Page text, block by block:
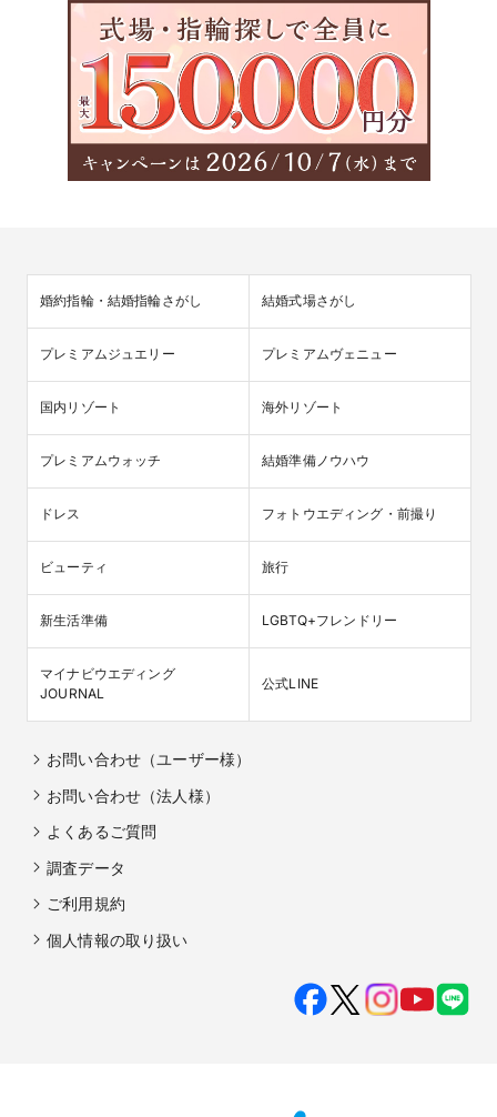
婚約指輪・結婚指輪さがし 結婚式場さがし
プレミアムジュエリー プレミアムヴェニュー
国内リゾート 海外リゾート
プレミアムウォッチ 結婚準備ノウハウ
ドレス フォトウエディング・前撮り
ビューティ 旅行
新生活準備 LGBTQ+フレンドリー
マイナビウエディング
JOURNAL
公式LINE
お問い合わせ（ユーザー様）
お問い合わせ（法人様）
よくあるご質問
調査データ
ご利用規約
個人情報の取り扱い